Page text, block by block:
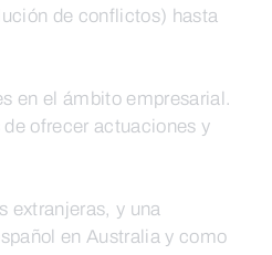
de conflictos) hasta
en el ámbito empresarial.
ofrecer actuaciones y
extranjeras, y una
en Australia y como